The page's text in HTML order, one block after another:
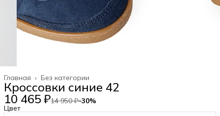
Без категории
Главная ›
Кроссовки синие 42
10 465 ₽14 950 ₽−30%
Цвет